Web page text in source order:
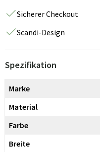
Sicherer Checkout
Scandi-Design
Spezifikation
Marke
Material
Farbe
Breite